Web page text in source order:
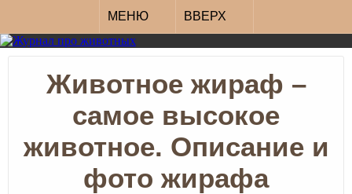
МЕНЮ ВВЕРХ
Животное жираф –
самое высокое
животное. Описание и
фото жирафа